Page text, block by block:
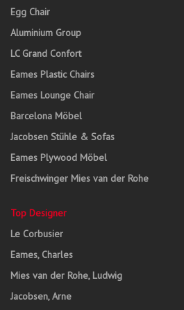
Egg Chair
Aluminium Group
LC Grand Confort
Eames Plastic Chairs
Eames Lounge Chair
Barcelona Möbel
Jacobsen Stühle & Sofas
Eames Plywood Möbel
Freischwinger Mies van der Rohe
Top Designer
Le Corbusier
Eames, Charles
Mies van der Rohe, Ludwig
Jacobsen, Arne